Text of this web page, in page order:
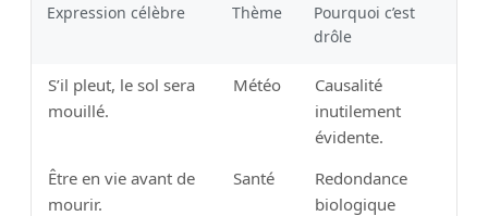
Expression célèbre Thème
Pourquoi c’est
drôle
S’il pleut, le sol sera
mouillé.
Météo
Causalité
inutilement
évidente.
Être en vie avant de
mourir.
Santé
Redondance
biologique